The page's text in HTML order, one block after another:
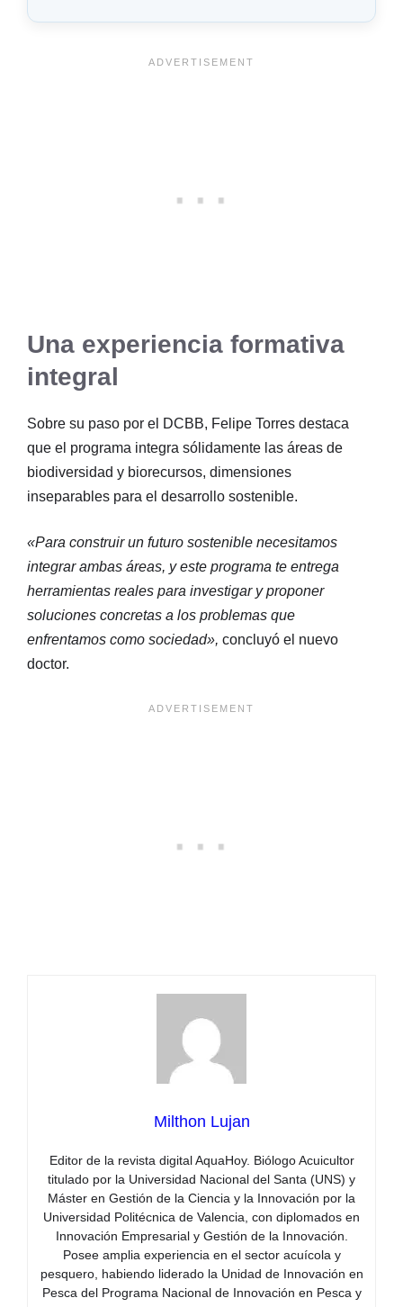
Una experiencia formativa
integral
Sobre su paso por el DCBB, Felipe Torres destaca
que el programa integra sólidamente las áreas de
biodiversidad y biorecursos, dimensiones
inseparables para el desarrollo sostenible.
«Para construir un futuro sostenible necesitamos
integrar ambas áreas, y este programa te entrega
herramientas reales para investigar y proponer
soluciones concretas a los problemas que
enfrentamos como sociedad», concluyó el nuevo
doctor.
Milthon Lujan
Editor de la revista digital AquaHoy. Biólogo Acuicultor
titulado por la Universidad Nacional del Santa (UNS) y
Máster en Gestión de la Ciencia y la Innovación por la
Universidad Politécnica de Valencia, con diplomados en
Innovación Empresarial y Gestión de la Innovación.
Posee amplia experiencia en el sector acuícola y
pesquero, habiendo liderado la Unidad de Innovación en
Pesca del Programa Nacional de Innovación en Pesca y